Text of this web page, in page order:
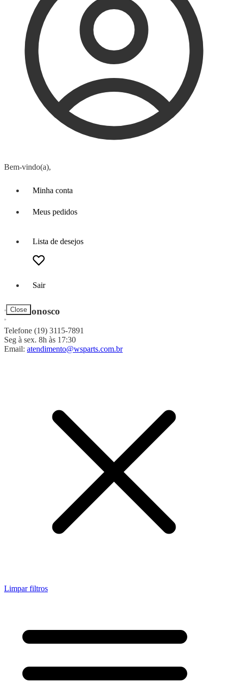
Bem-vindo(a),
Minha conta
Meus pedidos
Lista de desejos
Sair
Close
Fale Conosco
Telefone (19) 3115-7891
Seg à sex. 8h às 17:30
Email: atendimento@wsparts.com.br
Limpar filtros